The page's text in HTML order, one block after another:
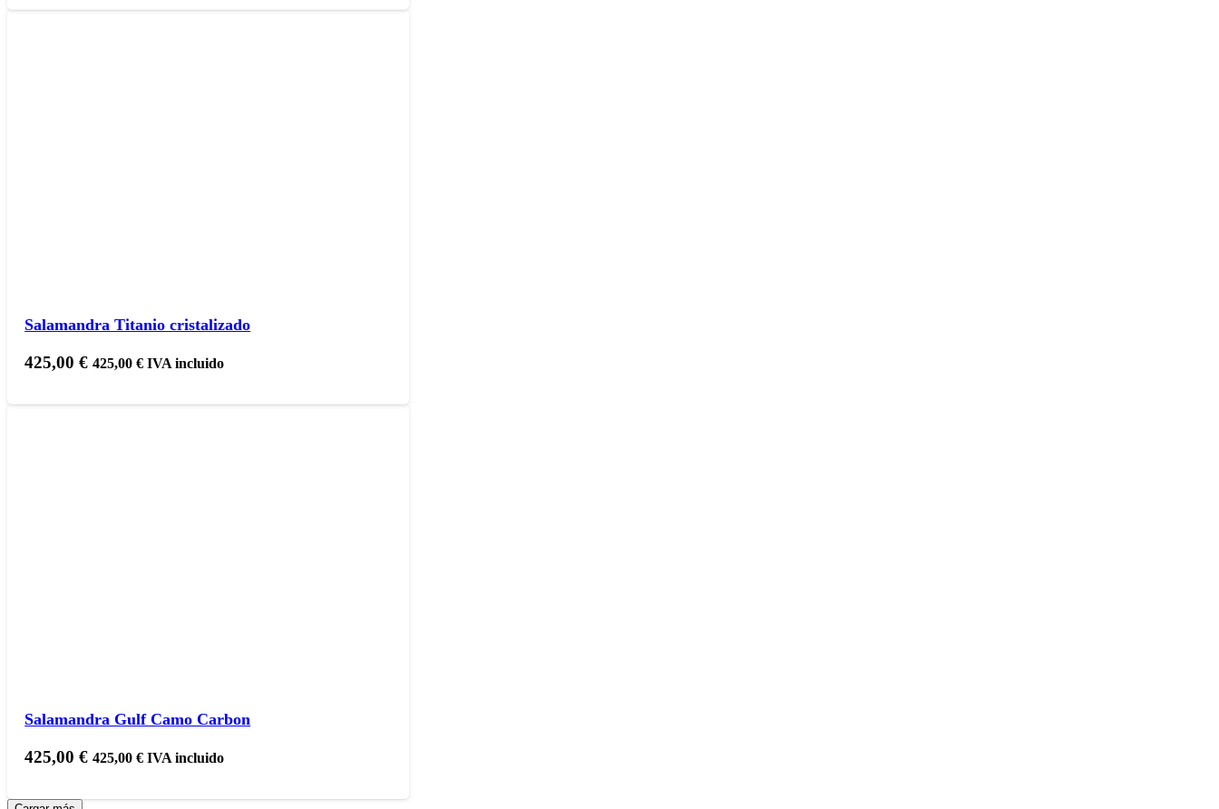
Salamandra Titanio cristalizado
425,00€ 425,00€ IVA incluido
Salamandra Gulf Camo Carbon
425,00€ 425,00€ IVA incluido